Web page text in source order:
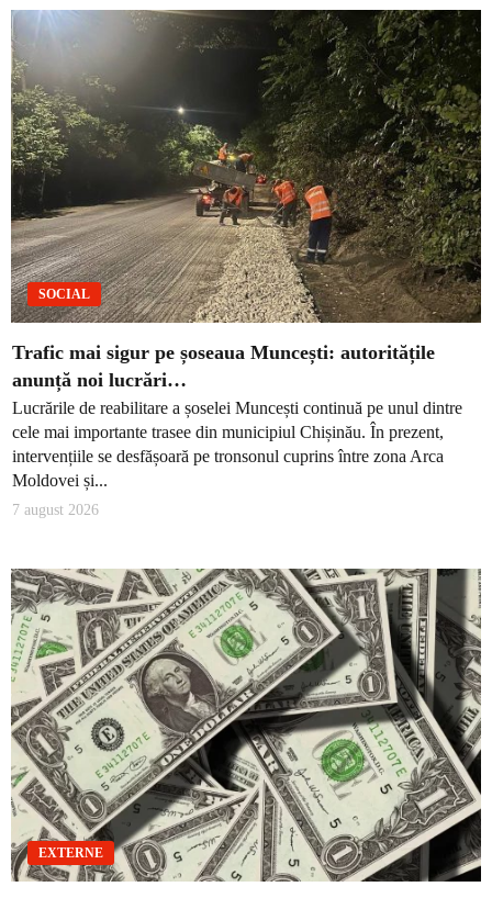
SOCIAL
Trafic mai sigur pe șoseaua Muncești: autoritățile
anunță noi lucrări…
Lucrările de reabilitare a șoselei Muncești continuă pe unul dintre
cele mai importante trasee din municipiul Chișinău. În prezent,
intervențiile se desfășoară pe tronsonul cuprins între zona Arca
Moldovei și...
7 august 2026
EXTERNE